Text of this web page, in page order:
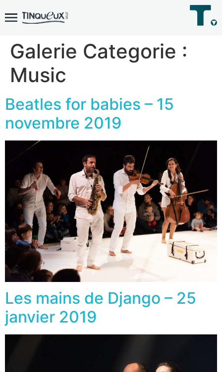
Galerie Categorie :
Music
Beatles for babies – 15
novembre 2019
Les mains de Django – 25
janvier 2019